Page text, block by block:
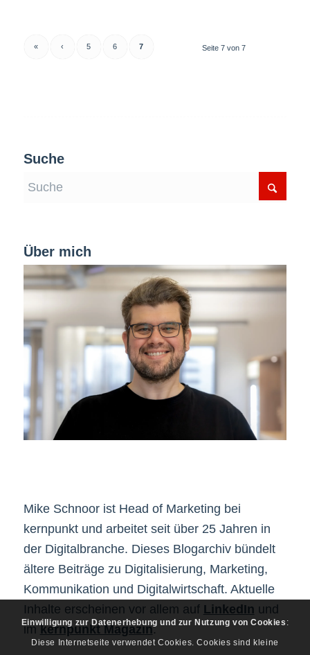
Seite 7 von 7
« ‹ 5 6 7
Suche
Über mich
Mike Schnoor ist Head of Marketing bei
kernpunkt und arbeitet seit über 25 Jahren in
der Digitalbranche. Dieses Blogarchiv bündelt
ältere Beiträge zu Digitalisierung, Marketing,
Kommunikation und Digitalwirtschaft. Aktuelle
Inhalte erscheinen vor allem auf LinkedIn und
imkernpunkt Magazin.
Einwilligung zur Datenerhebung und zur Nutzung von Cookies :
Diese Internetseite verwendet Cookies. Cookies sind kleine